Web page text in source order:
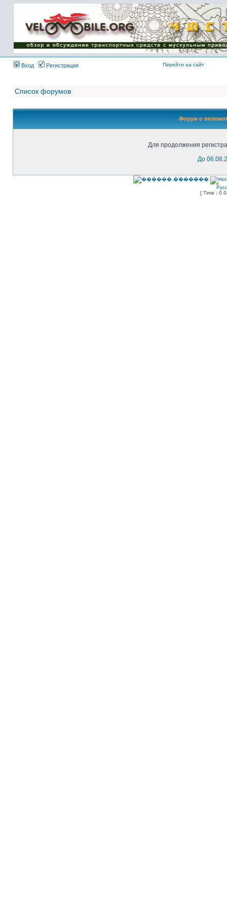
Имя пользователя:
Пароль:
{ LOG_ME_IN_SHORT
}
Вход
Регистрация Перейти на сайт
Список форумов
Форум о
Для продолжения
До
[ Time :